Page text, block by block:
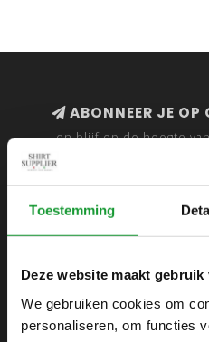
Toestemming
Deze website maakt gebruik
We gebruiken cookies om
personaliseren, om functies
ABONNEER JE OP
en blijf op de hoogte
Webshop